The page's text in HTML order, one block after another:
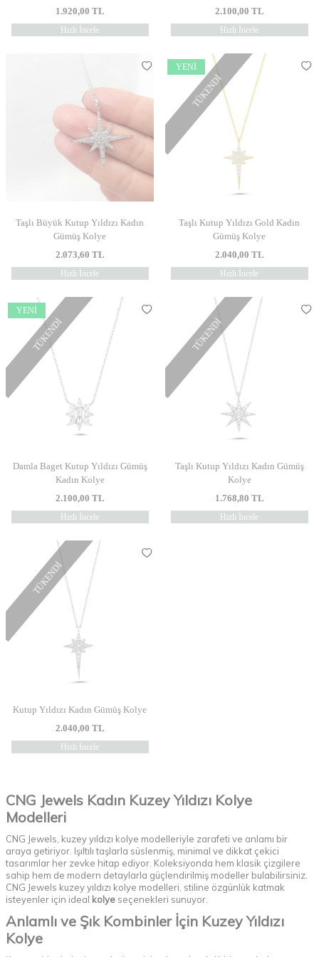
1.920,00 TL
Hızlı İncele
2.100,00 TL
Hızlı İncele
Taşlı Büyük Kutup Yıldızı Kadın
Gümüş Kolye
2.073,60 TL
Hızlı İncele
YENI
TÜKENDI
Taşlı Kutup Yıldızı Gold Kadın
Gümüş Kolye
2.040,00 TL
Hızlı İncele
YENI
TÜKENDI
Damla Baget Kutup Yıldızı Gümüş
Kadın Kolye
2.100,00 TL
Hızlı İncele
TÜKENDI
Taşlı Kutup Yıldızı Kadın Gümüş
Kolye
1.768,80 TL
Hızlı İncele
TÜKENDI
Kutup Yıldızı Kadın Gümüş Kolye
2.040,00 TL
Hızlı İncele
CNG Jewels Kadın Kuzey Yıldızı Kolye
Modelleri
CNG Jewels, kuzey yıldızı kolye modelleriyle zarafeti ve anlamı bir
araya getiriyor. Işıltılı taşlarla süslenmiş, minimal ve dikkat çekici
tasarımlar her zevke hitap ediyor. Koleksiyonda hem klasik çizgilere
sahip hem de modern detaylarla güçlendirilmiş modeller bulabilirsiniz.
CNG Jewels kuzey yıldızı kolye modelleri, stiline özgünlük katmak
isteyenler için ideal kolye seçenekleri sunuyor.
Anlamlı ve Şık Kombinler İçin Kuzey Yıldızı
Kolye